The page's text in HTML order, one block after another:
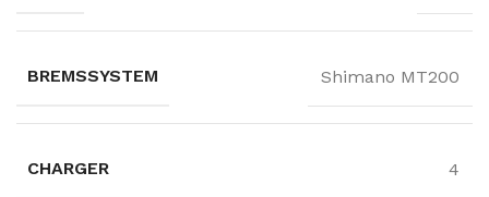
BREMSSYSTEM Shimano MT200
CHARGER 4